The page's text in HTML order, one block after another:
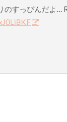
のすっぴんだよ…